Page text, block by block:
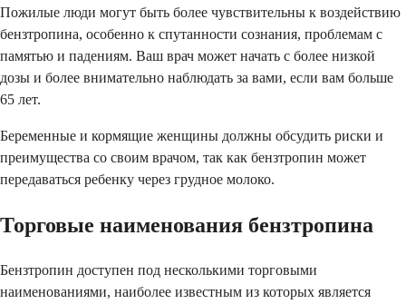
Пожилые люди могут быть более чувствительны к воздействию
бензтропина, особенно к спутанности сознания, проблемам с
памятью и падениям. Ваш врач может начать с более низкой
дозы и более внимательно наблюдать за вами, если вам больше
65 лет.
Беременные и кормящие женщины должны обсудить риски и
преимущества со своим врачом, так как бензтропин может
передаваться ребенку через грудное молоко.
Торговые наименования бензтропина
Бензтропин доступен под несколькими торговыми
наименованиями, наиболее известным из которых является